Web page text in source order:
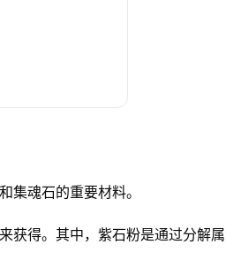
集魂石的重要材料。
获得。其中，紫石粉是通过分解属